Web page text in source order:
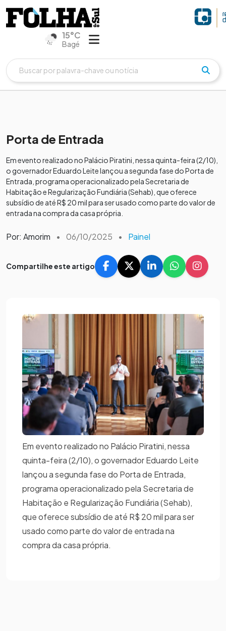
15°C
Bagé
Porta de Entrada
Em evento realizado no Palácio Piratini, nessa quinta-feira (2/10),
o governador Eduardo Leite lançou a segunda fase do Porta de
Entrada, programa operacionalizado pela Secretaria de
Habitação e Regularização Fundiária (Sehab), que oferece
subsídio de até R$ 20 mil para ser usado como parte do valor de
entrada na compra da casa própria.
Por: Amorim • 06/10/2025 • Painel
Compartilhe este artigo
Em evento realizado no Palácio Piratini, nessa
quinta-feira (2/10), o governador Eduardo Leite
lançou a segunda fase do Porta de Entrada,
programa operacionalizado pela Secretaria de
Habitação e Regularização Fundiária (Sehab),
que oferece subsídio de até R$ 20 mil para ser
usado como parte do valor de entrada na
compra da casa própria.